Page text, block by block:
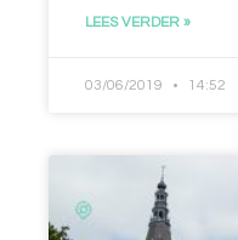
LEES VERDER »
03/06/2019 14:52